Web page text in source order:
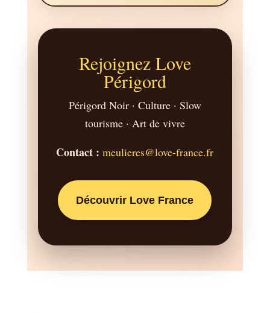
Rejoignez Love
Périgord
Périgord Noir · Culture · Slow
tourisme · Art de vivre
Contact : meulieres@love-france.fr
Découvrir Love France